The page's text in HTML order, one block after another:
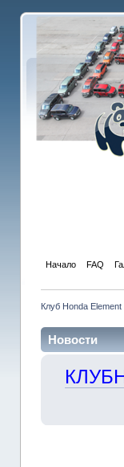
Начало FAQ
Клуб Honda
Новости